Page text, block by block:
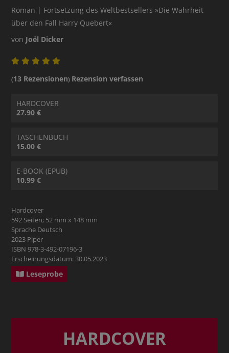
Roman | Fortsetzung des Weltbestsellers »Die Wahrheit
über den Fall Harry Quebert«
von Joël Dicker
(13 Rezensionen) Rezension verfassen
HARDCOVER
27.90 €
TASCHENBUCH
15.00 €
E-BOOK (EPUB)
10.99 €
Hardcover
592 Seiten; 52 mm x 148 mm
Sprache Deutsch
2023 Piper
ISBN 978-3-492-07196-3
Erscheinungsdatum: 30.05.2023
Leseprobe
HARDCOVER